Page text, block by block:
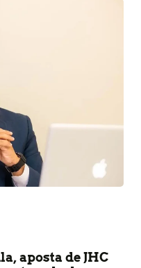
aposta de JHC